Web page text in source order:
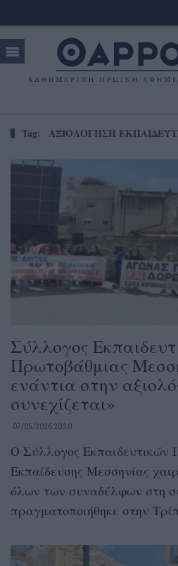
Tag: ΑΞΙΟΛΟΓΗΣΗ
Σύλλογος
Πρωτοβάθμιας
ενάντια στην
συνεχίζεται»
07/05/2026 20:30
Ο Σύλλογος Εκπαιδευτικών
Εκπαίδευσης Μεσσηνίας
όλων των συναδέλφων στη
πραγματοποιήθηκε στην